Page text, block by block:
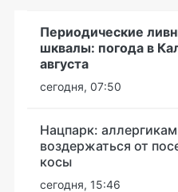
Периодические
шквалы: погода в
августа
сегодня, 07:50
Нацпарк:
воздержаться от
косы
сегодня, 15:46